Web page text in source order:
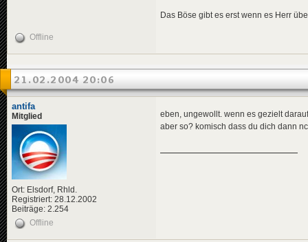
Das Böse gibt es erst wenn es Herr
Offline
21.02.2004 20:06
antifa
Mitglied
Ort: Elsdorf, Rhld.
Registriert: 28.12.2002
Beiträge: 2.254
eben, ungewollt. wenn es gezielt
aber so? komisch dass du dich dann
Offline